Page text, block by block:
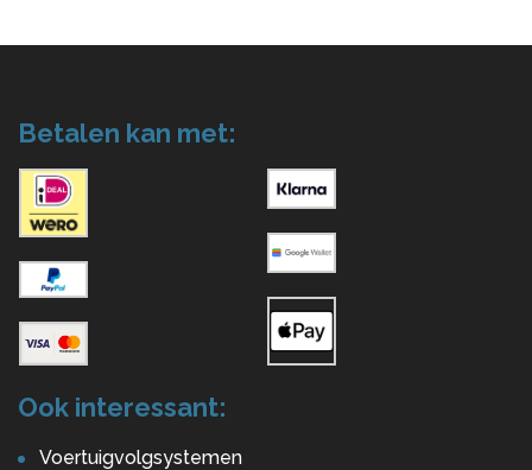
Betalen kan met:
Ook interessant:
Voertuigvolgsystemen